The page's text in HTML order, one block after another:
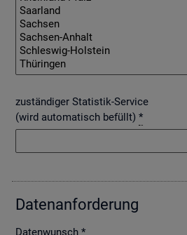
zuständiger Statistik-Service
(wird automatisch befüllt) *
Da­ten­an­for­de­rung
Datenwunsch *